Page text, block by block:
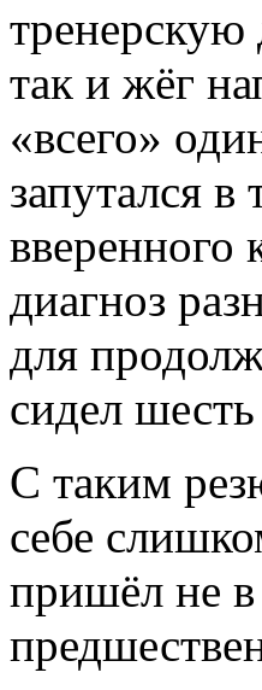
тренерскую
так и жёг
«всего»
запутался
диагноз
для
сидел
С таким
себе
пришёл не